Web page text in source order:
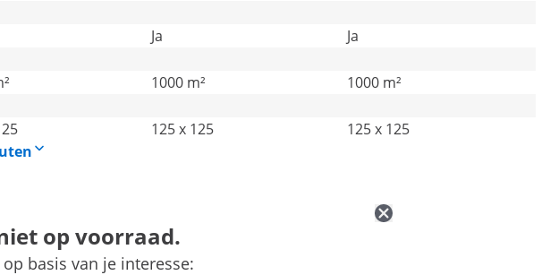
Ja
Ja
1000 m²
1000 m²
125 x 125
125 x 125
op voorraad.
basis van je interesse: